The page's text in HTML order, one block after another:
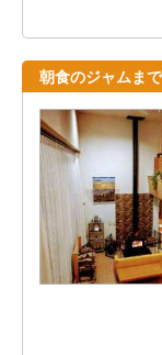
朝食のジャムま